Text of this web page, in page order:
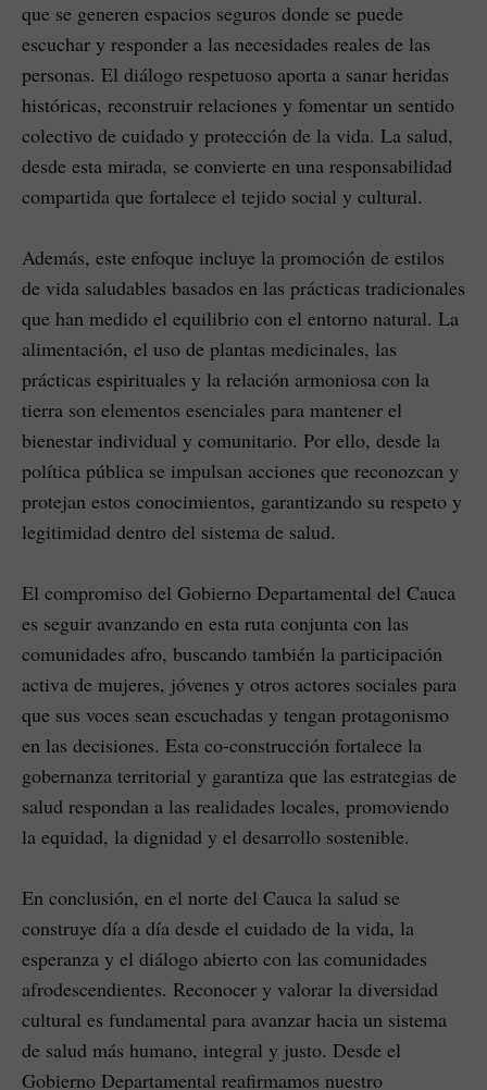
que se generen espacios seguros donde se puede
escuchar y responder a las necesidades reales de las
personas. El diálogo respetuoso aporta a sanar heridas
históricas, reconstruir relaciones y fomentar un sentido
colectivo de cuidado y protección de la vida. La salud,
desde esta mirada, se convierte en una responsabilidad
compartida que fortalece el tejido social y cultural.
Además, este enfoque incluye la promoción de estilos
de vida saludables basados en las prácticas tradicionales
que han medido el equilibrio con el entorno natural. La
alimentación, el uso de plantas medicinales, las
prácticas espirituales y la relación armoniosa con la
tierra son elementos esenciales para mantener el
bienestar individual y comunitario. Por ello, desde la
política pública se impulsan acciones que reconozcan y
protejan estos conocimientos, garantizando su respeto y
legitimidad dentro del sistema de salud.
El compromiso del Gobierno Departamental del Cauca
es seguir avanzando en esta ruta conjunta con las
comunidades afro, buscando también la participación
activa de mujeres, jóvenes y otros actores sociales para
que sus voces sean escuchadas y tengan protagonismo
en las decisiones. Esta co-construcción fortalece la
gobernanza territorial y garantiza que las estrategias de
salud respondan a las realidades locales, promoviendo
la equidad, la dignidad y el desarrollo sostenible.
En conclusión, en el norte del Cauca la salud se
construye día a día desde el cuidado de la vida, la
esperanza y el diálogo abierto con las comunidades
afrodescendientes. Reconocer y valorar la diversidad
cultural es fundamental para avanzar hacia un sistema
de salud más humano, integral y justo. Desde el
Gobierno Departamental reafirmamos nuestro